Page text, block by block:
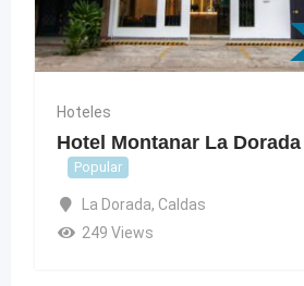
Hoteles
Hotel Montanar La
Popular
La Dorada, Caldas
249 Views